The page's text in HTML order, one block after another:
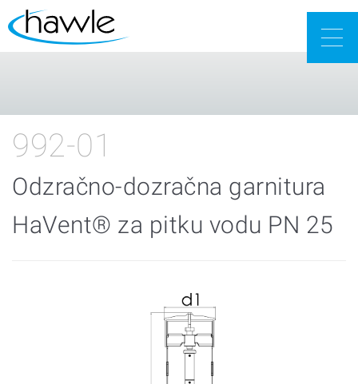
992-01
Odzračno-dozračna garnitura
HaVent® za pitku vodu PN 25